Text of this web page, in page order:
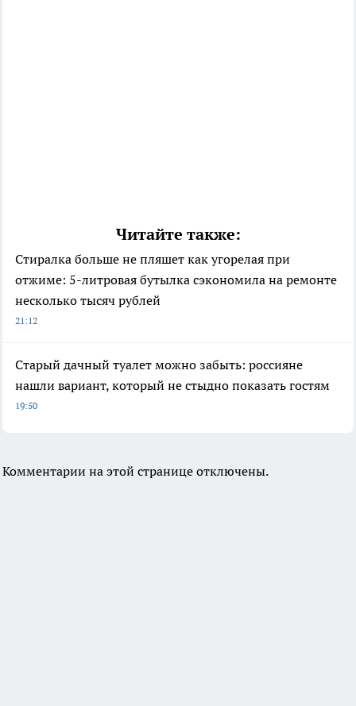
Читайте также:
Стиралка больше не пляшет как угорелая при
отжиме: 5-литровая бутылка сэкономила на ремонте
несколько тысяч рублей
21:12
Старый дачный туалет можно забыть: россияне
нашли вариант, который не стыдно показать гостям
19:50
Комментарии на этой странице отключены.